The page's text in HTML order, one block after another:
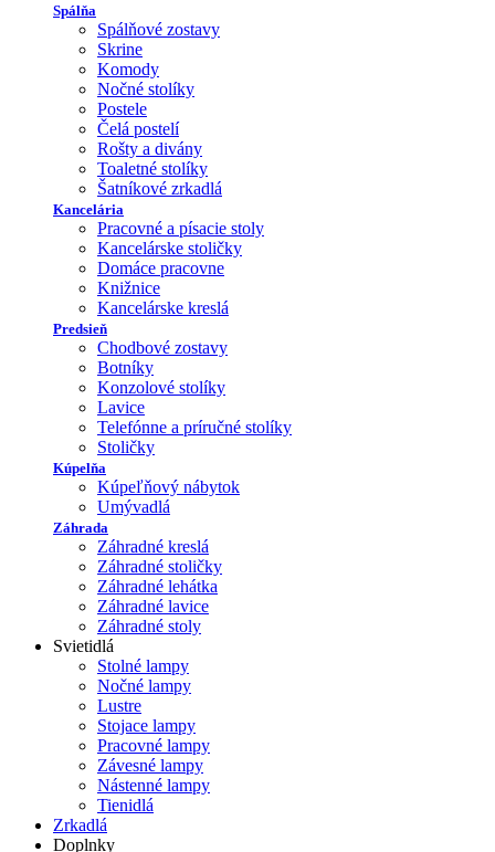
Spálňa
Spálňové zostavy
Skrine
Komody
Nočné stolíky
Postele
Čelá postelí
Rošty a divány
Toaletné stolíky
Šatníkové zrkadlá
Kancelária
Pracovné a písacie stoly
Kancelárske stoličky
Domáce pracovne
Knižnice
Kancelárske kreslá
Predsieň
Chodbové zostavy
Botníky
Konzolové stolíky
Lavice
Telefónne a príručné stolíky
Stoličky
Kúpelňa
Kúpeľňový nábytok
Umývadlá
Záhrada
Záhradné kreslá
Záhradné stoličky
Záhradné lehátka
Záhradné lavice
Záhradné stoly
Svietidlá
Stolné lampy
Nočné lampy
Lustre
Stojace lampy
Pracovné lampy
Závesné lampy
Nástenné lampy
Tienidlá
Zrkadlá
Doplnky